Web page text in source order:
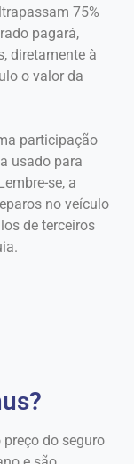
75%
pagará,
diretamente à
o valor da
participação
usado para
se, a
no veículo
de terceiros
do seguro